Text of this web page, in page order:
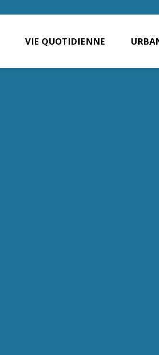
VIE QUOTIDIENNE